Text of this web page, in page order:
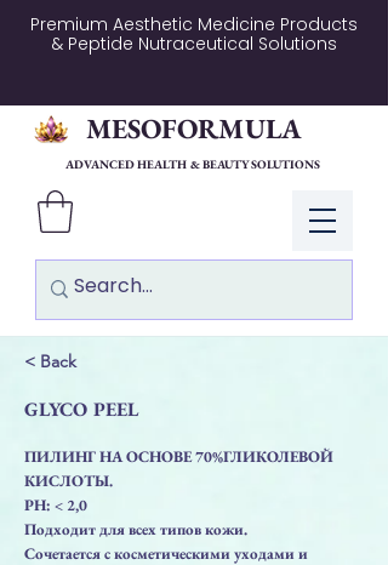
Premium Aesthetic Medicine Products
& Peptide Nutraceutical Solutions
Log In
MESOFORMULA
ADVANCED HEALTH & BEAUTY SOLUTIONS
< Back
GLYCO PEEL
ПИЛИНГ НА ОСНОВЕ 70%ГЛИКОЛЕВОЙ
КИСЛОТЫ.
PН: < 2,0
Подходит для всех типов кожи.
Сочетается с косметическими уходами и